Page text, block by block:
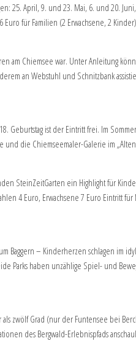
April, 9. und 23. Mai, 6. und 20.
für Familien (2 Erwachsene, 2
Chiemsee war. Unter Anleitung
an Webstuhl und Schnitzbank
Geburtstag ist der Eintritt frei. Im
die Chiemseemaler-Galerie im
SteinZeitGarten ein Highlight für
4 Euro, Erwachsene 7 Euro Eintritt
– Kinderherzen schlagen im
Parks haben unzählige Spiel- und
zwölf Grad (nur der Funtensee bei
des Bergwald-Erlebnispfads